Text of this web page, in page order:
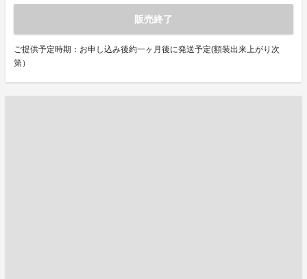
販売終了
ご提供予定時期：お申し込み後約一ヶ月後に発送予定(額装出来上がり次
第）